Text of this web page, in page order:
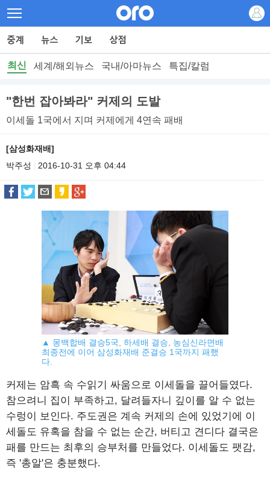
최신 세계/해외뉴스 국내/아마뉴스 특집/칼럼
"한번 잡아봐라" 커제의 도발
이세돌 1국에서 지며 커제에게 4연속 패배
[삼성화재배]
박주성
2016-10-31 오후 04:44
▲ 몽백합배 결승5국, 하세배 결승, 농심신라면배
최종전에 이어 삼성화재배 준결승 1국까지 패했
다.
커제는 암흑 속 수읽기 싸움으로 이세돌을 끌어들였다.
참으려니 집이 부족하고, 달려들자니 깊이를 알 수 없는
수렁이 보인다. 주도권은 계속 커제의 손에 있었기에 이
세돌도 유혹을 참을 수 없는 순간, 버티고 견디다 결국은
패를 만드는 최후의 승부처를 만들었다. 이세돌도 팻감,
즉 '총알'은 충분했다.